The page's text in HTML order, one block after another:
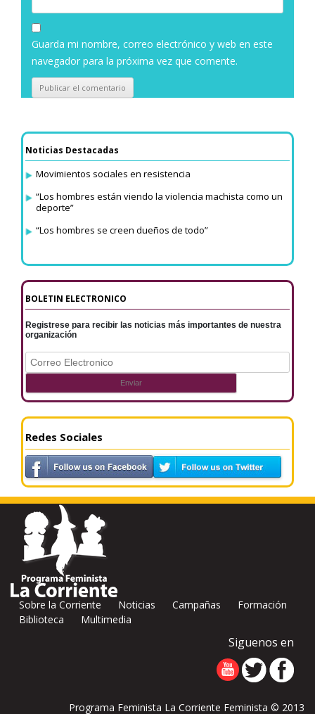
Guarda mi nombre, correo electrónico y web en este
navegador para la próxima vez que comente.
Noticias Destacadas
Movimientos sociales en resistencia
“Los hombres están viendo la violencia machista como un
deporte”
“Los hombres se creen dueños de todo”
BOLETIN ELECTRONICO
Registrese para recibir las noticias más importantes de nuestra
organización
Redes Sociales
Sobre la Corriente Noticias Campañas
Formación
Biblioteca
Multimedia
Siguenos en
Programa Feminista La Corriente Feminista © 2013